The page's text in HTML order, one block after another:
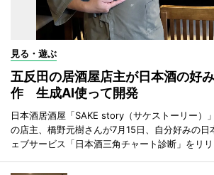
見る・遊ぶ
五反田の居酒屋店主が日本酒の好
作 生成AI使って開発
日本酒居酒屋「SAKE story（サケストーリー）
の店主、橋野元樹さんが7月15日、自分好みの日
ェブサービス「日本酒三角チャート診断」をリリ